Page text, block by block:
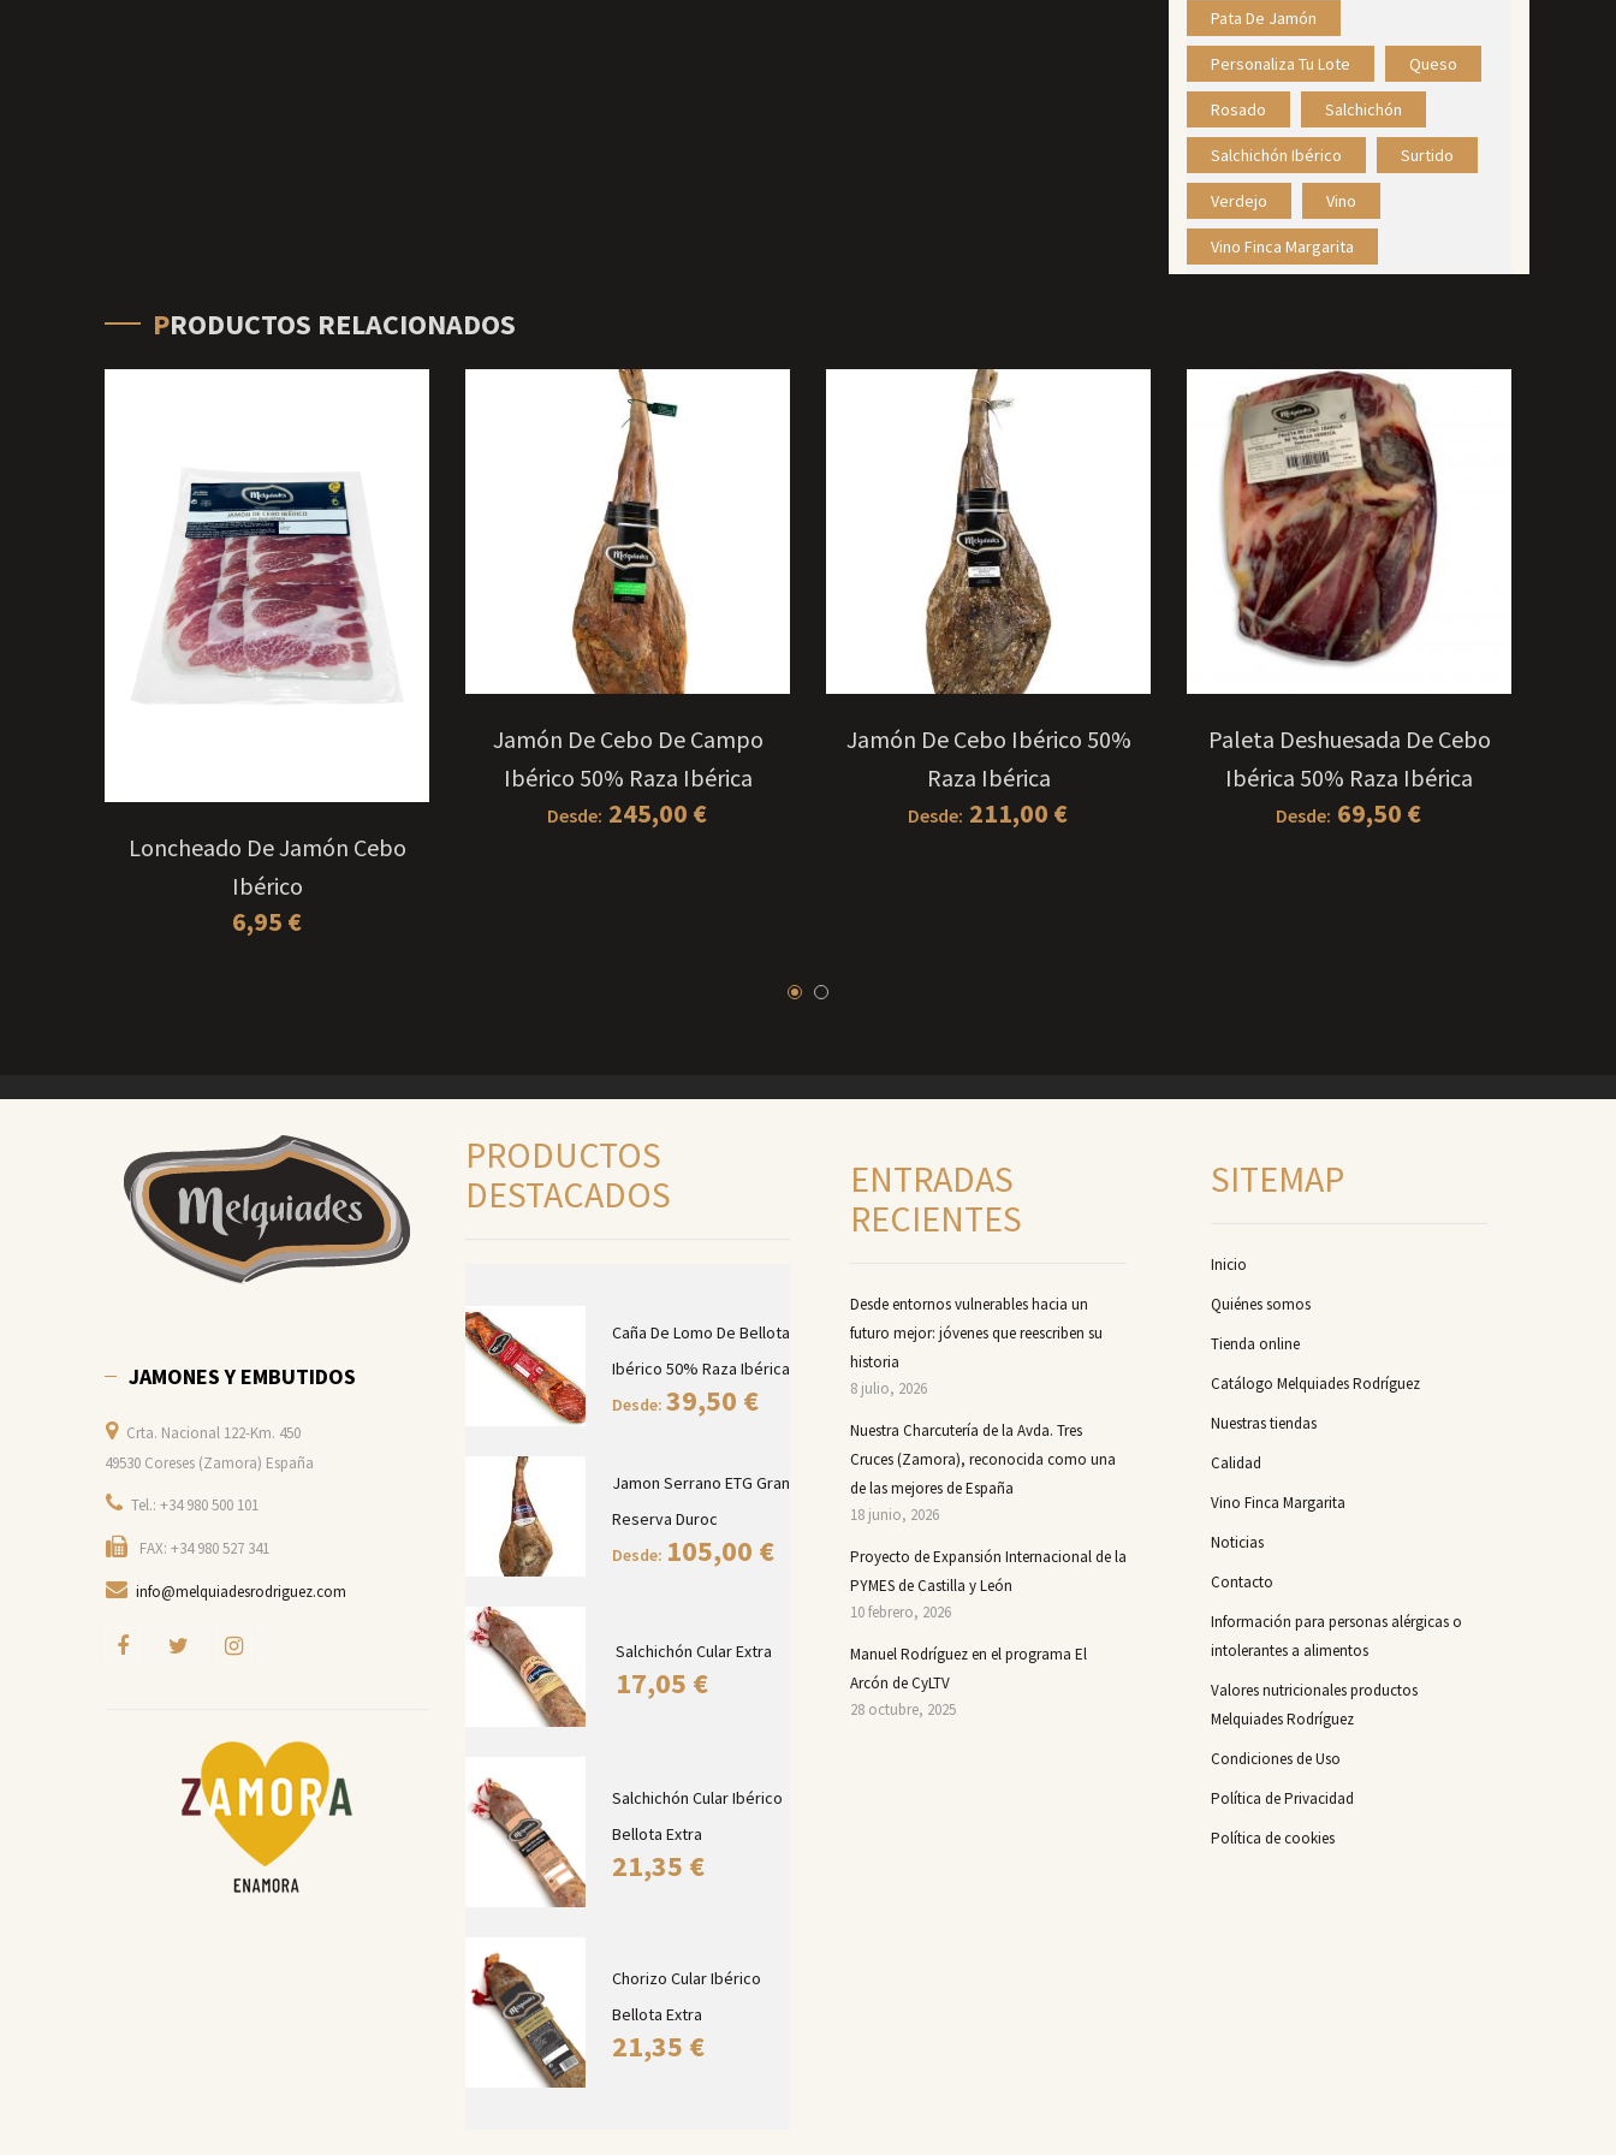
Pata De Jamón
Personaliza Tu Lote Queso
Rosado Salchichón
Salchichón Ibérico Surtido
Verdejo Vino
Vino Finca Margarita
PRODUCTOS RELACIONADOS
AÑADIR AL CARRITO
Loncheado De Jamón Cebo
Ibérico
6,95 €
SELECCIONAR OPCIONES
Jamón De Cebo De Campo
Ibérico 50% Raza Ibérica
Desde: 245,00 €
SELECCIONAR OPCIONES
Jamón De Cebo Ibérico 50%
Raza Ibérica
Desde: 211,00 €
SELECCIONAR OPCIONES
Paleta Deshuesada De Cebo
Ibérica 50% Raza Ibérica
Desde: 69,50 €
JAMONES Y EMBUTIDOS
Crta. Nacional 122-Km. 450
49530 Coreses (Zamora) España
Tel.: +34 980 500 101
FAX: +34 980 527 341
info@melquiadesrodriguez.com
PRODUCTOS
DESTACADOS
Caña De Lomo De Bellota
Ibérico 50% Raza Ibérica
Desde: 39,50 €
Jamon Serrano ETG Gran
Reserva Duroc
Desde: 105,00 €
Salchichón Cular Extra
17,05 €
Salchichón Cular Ibérico
Bellota Extra
21,35 €
Chorizo Cular Ibérico
Bellota Extra
21,35 €
ENTRADAS
RECIENTES
Desde entornos vulnerables hacia un
futuro mejor: jóvenes que reescriben su
historia
8 julio, 2026
Nuestra Charcutería de la Avda. Tres
Cruces (Zamora), reconocida como una
de las mejores de España
18 junio, 2026
Proyecto de Expansión Internacional de la
PYMES de Castilla y León
10 febrero, 2026
Manuel Rodríguez en el programa El
Arcón de CyLTV
28 octubre, 2025
SITEMAP
Inicio
Quiénes somos
Tienda online
Catálogo Melquiades Rodríguez
Nuestras tiendas
Calidad
Vino Finca Margarita
Noticias
Contacto
Información para personas alérgicas o
intolerantes a alimentos
Valores nutricionales productos
Melquiades Rodríguez
Condiciones de Uso
Política de Privacidad
Política de cookies